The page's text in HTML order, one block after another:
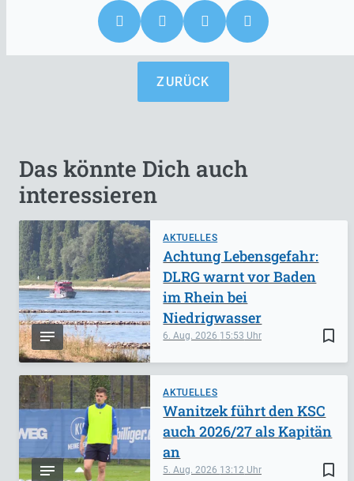
ZURÜCK
Das könnte Dich auch
interessieren
AKTUELLES
bookmark_border
6. Aug. 2026 15:53
Achtung Lebensgefahr:
DLRG warnt vor Baden
im Rhein bei
Niedrigwasser
AKTUELLES
bookmark_border
5. Aug. 2026 13:12
Wanitzek führt den KSC
auch 2026/27 als Kapitän
an